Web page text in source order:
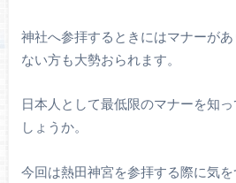
神社へ参拝するときにはマナーが
ない方も大勢おられます。
日本人として最低限のマナーを知
しょうか。
今回は熱田神宮を参拝する際に気